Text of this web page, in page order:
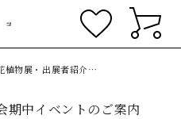
植物展・出展者紹介＆
期中イベントのご案内